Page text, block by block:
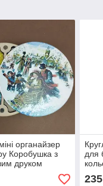
органайзер
Коробушка з
друком
для
235